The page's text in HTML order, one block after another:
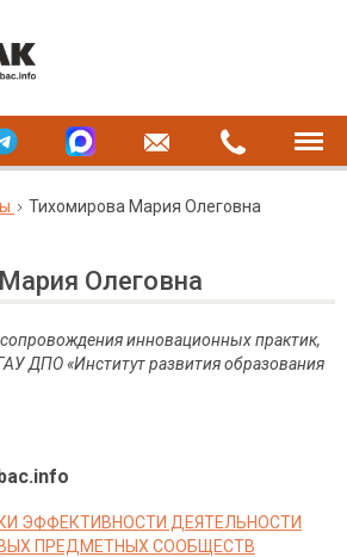
Тихомирова Мария Олеговна
Олеговна
инновационных практик,
ДПО «Институт развития образования
ЭФФЕКТИВНОСТИ ДЕЯТЕЛЬНОСТИ
ПРЕДМЕТНЫХ СООБЩЕСТВ